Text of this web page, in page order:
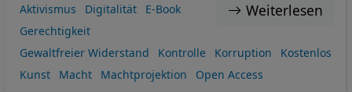
Weiterlesen
Aktivismus Digitalität
E-Book
Gerechtigkeit
Gewaltfreier Widerstand
Kontrolle Korruption
Kostenlos
Kunst
Macht Machtprojektion
Open Access